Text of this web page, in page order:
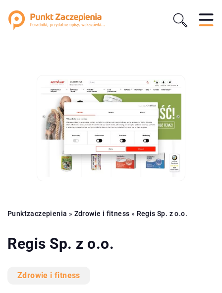
Punktzaczepienia » Zdrowie i fitness » Regis Sp. z o.o.
Regis Sp. z o.o.
Zdrowie i fitness